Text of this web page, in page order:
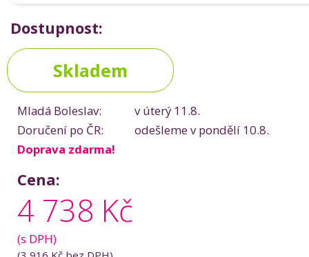
Dostupnost:
Skladem
Mladá Boleslav:
v úterý 11.8.
Doručení po ČR:
odešleme v pondělí 10.8.
Doprava zdarma!
Cena:
4 738 Kč
(s DPH)